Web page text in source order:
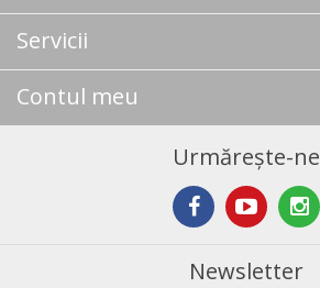
Servicii
Contul meu
Urmărește-ne
Newsletter